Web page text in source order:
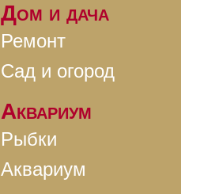
Дом и дача
Ремонт
Сад и огород
Аквариум
Рыбки
Аквариум